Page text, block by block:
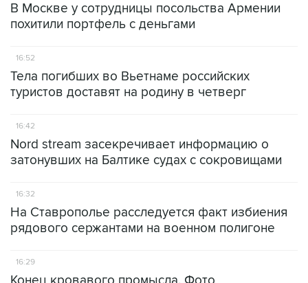
В Москве у сотрудницы посольства Армении
похитили портфель с деньгами
16:52
Тела погибших во Вьетнаме российских
туристов доставят на родину в четверг
16:42
Nord stream засекречивает информацию о
затонувших на Балтике судах с сокровищами
16:32
На Ставрополье расследуется факт избиения
рядового сержантами на военном полигоне
16:29